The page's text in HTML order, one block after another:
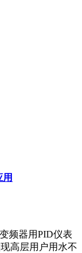
频器用PID仪表
高层用户用水不